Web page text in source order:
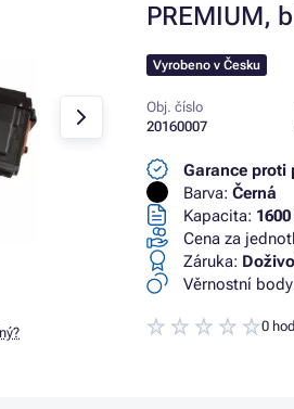
PREMIUM,
Vyrobeno v Česku
Obj. číslo
20160007
Garance proti
Barva: Černá
Kapacita:
Cena za
Záruka:
Věrnostní
0